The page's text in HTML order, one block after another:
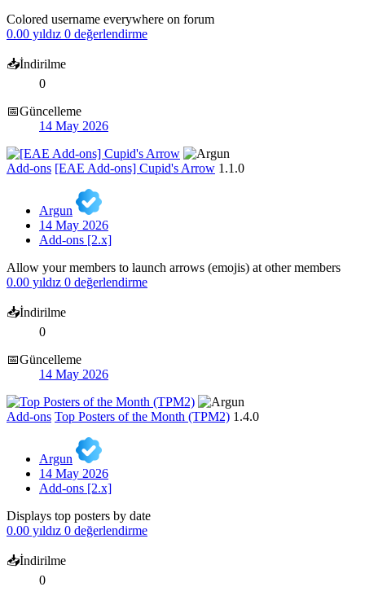
Colored username everywhere on forum
0.00 yıldız 0 değerlendirme
📥İndirilme
0
📅Güncelleme
14 May 2026
Add-ons [EAE Add-ons] Cupid's Arrow 1.1.0
Argun
14 May 2026
Add-ons [2.x]
Allow your members to launch arrows (emojis) at other members
0.00 yıldız 0 değerlendirme
📥İndirilme
0
📅Güncelleme
14 May 2026
Add-ons Top Posters of the Month (TPM2) 1.4.0
Argun
14 May 2026
Add-ons [2.x]
Displays top posters by date
0.00 yıldız 0 değerlendirme
📥İndirilme
0